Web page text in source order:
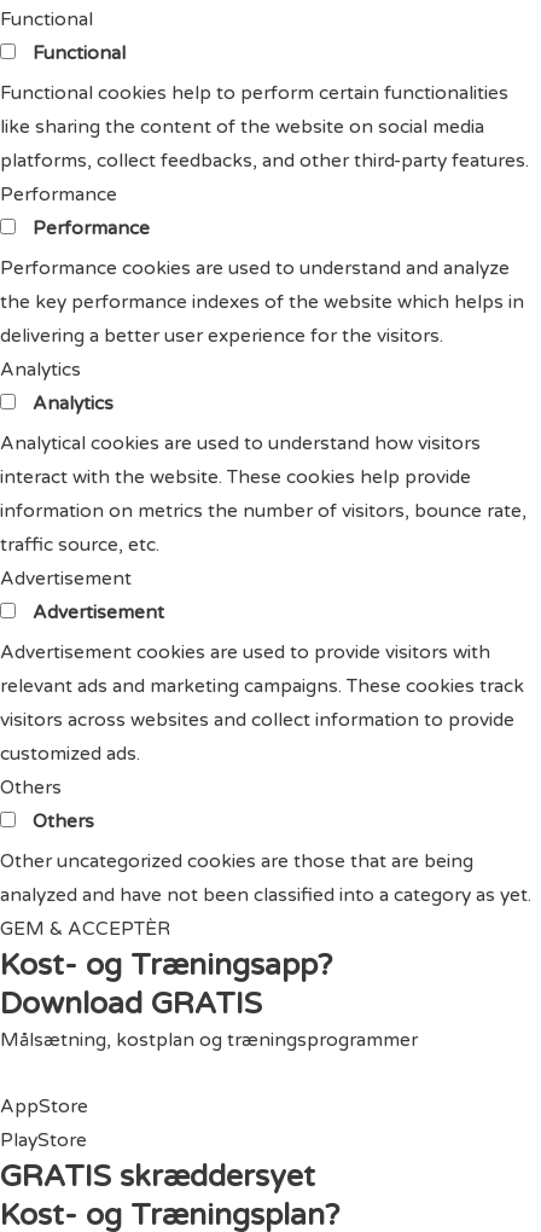
Functional
Functional
Functional cookies help to perform certain functionalities
like sharing the content of the website on social media
platforms, collect feedbacks, and other third-party features.
Performance
Performance
Performance cookies are used to understand and analyze
the key performance indexes of the website which helps in
delivering a better user experience for the visitors.
Analytics
Analytics
Analytical cookies are used to understand how visitors
interact with the website. These cookies help provide
information on metrics the number of visitors, bounce rate,
traffic source, etc.
Advertisement
Advertisement
Advertisement cookies are used to provide visitors with
relevant ads and marketing campaigns. These cookies track
visitors across websites and collect information to provide
customized ads.
Others
Others
Other uncategorized cookies are those that are being
analyzed and have not been classified into a category as yet.
GEM & ACCEPTÈR
Kost- og Træningsapp?
Download GRATIS
Målsætning, kostplan og træningsprogrammer
AppStore
PlayStore
GRATIS skræddersyet
Kost- og Træningsplan?